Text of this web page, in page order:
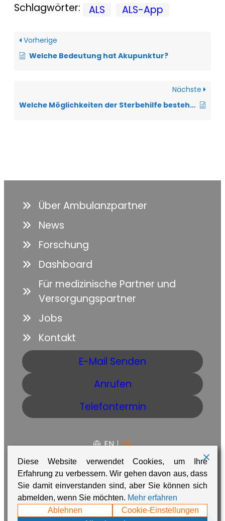
Schlagwörter: ALS ALS-App
Vorherige
Welche Bedeutung hat Akupunktur?
Nächste
Welche Möglichkeiten der Sterbehilfe bestehen in Deutschland?
Über Ambulanzpartner
News
Forschung
Dashboard
Für medizinische Partner und
Versorgungspartner
Jobs
Kontakt
E-Mail Senden
Anrufen
Telefontermin
EN | DE
AGBDatenschutzImpressum
Made with ❤️ in Namibia byAdaire
Diese Website verwendet Cookies, um Ihre
Erfahrung zu verbessern. Wir gehen davon aus, dass
Sie damit einverstanden sind, aber Sie können sich
abmelden, wenn Sie möchten. Mehr erfahren
Ablehnen
Cookie-Einstellungen